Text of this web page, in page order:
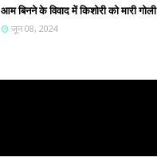
आम बिनने के विवाद में किशोरी को मारी गोली
जून 08, 2024